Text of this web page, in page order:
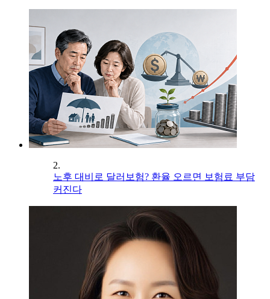
2.
노후 대비로 달러보험? 환율 오르면 보험료 부담
커진다